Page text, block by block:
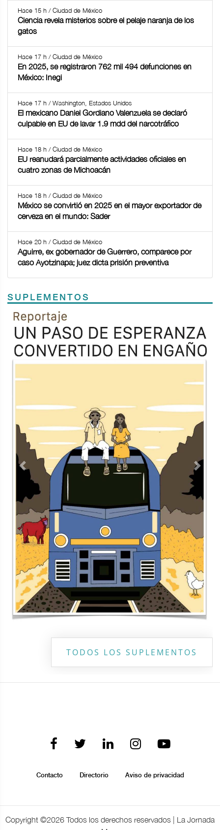
Hace 15 h / Ciudad de México
Ciencia revela misterios sobre el pelaje naranja de los
gatos
Hace 17 h / Ciudad de México
En 2025, se registraron 762 mil 494 defunciones en
México: Inegi
Hace 17 h / Washington, Estados Unidos
El mexicano Daniel Gordiano Valenzuela se declaró
culpable en EU de lavar 1.9 mdd del narcotráfico
Hace 18 h / Ciudad de México
EU reanudará parcialmente actividades oficiales en
cuatro zonas de Michoacán
Hace 18 h / Ciudad de México
México se convirtió en 2025 en el mayor exportador de
cerveza en el mundo: Sader
Hace 20 h / Ciudad de México
Aguirre, ex gobernador de Guerrero, comparece por
caso Ayotzinapa; juez dicta prisión preventiva
SUPLEMENTOS
Previous
TODOS LOS SUPLEMENTOS
Contacto Directorio Aviso de privacidad
Copyright ©2026 Todos los derechos reservados | La Jornada
Maya